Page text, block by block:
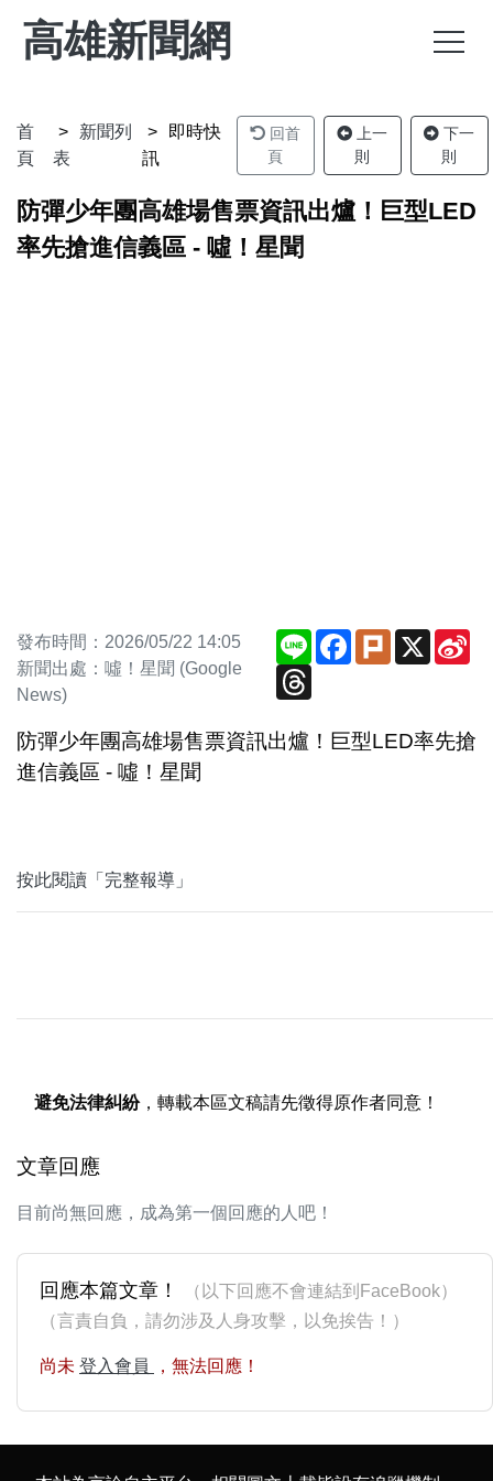
高雄新聞網
首
頁
新聞列
表
即時快
訊
回首
頁
上一
則
下一
則
防彈少年團高雄場售票資訊出爐！巨型LED
率先搶進信義區 - 噓！星聞
發布時間：2026/05/22 14:05
新聞出處：噓！星聞 (Google
News)
Line Facebook
Plurk X
防彈少年團高雄場售票資訊出爐！巨型LED率先搶
進信義區 - 噓！星聞
按此閱讀「完整報導」
避免法律糾紛，轉載本區文稿請先徵得原作者同意！
文章回應
目前尚無回應，成為第一個回應的人吧！
回應本篇文章！
（以下回應不會連結到FaceBook）
（言責自負，請勿涉及人身攻擊，以免挨告！）
尚未 登入會員 ，無法回應！